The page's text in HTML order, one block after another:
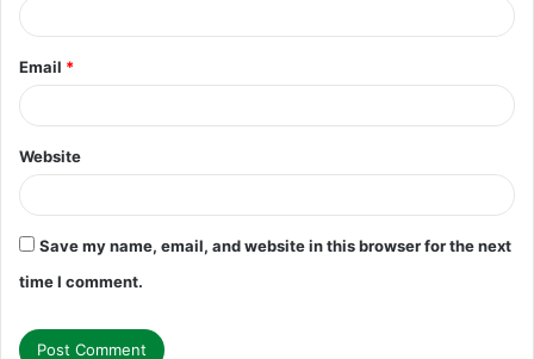
Email *
Website
Save my name, email, and website in this browser for the next
time I comment.